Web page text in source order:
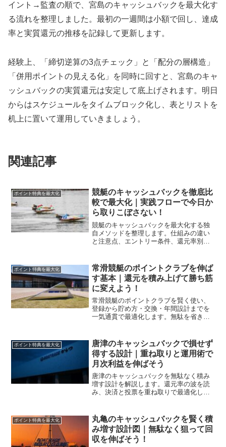
イント→監査の順で、宮島のキャッシュバックを最大化す
る流れを整理しました。最初の一週間は小額で回し、達成
率と実質還元の推移を記録して更新します。
経験上、「締切逆算の3点チェック」と「配分の層構造」
「併用ポイントの見える化」を同時に回すと、宮島のキャ
ッシュバックの実質還元は安定して底上げされます。明日
からはスケジュールをタイムブロック化し、表とリストを
机上に置いて運用していきましょう。
関連記事
ポイント特典を最大化
競艇のキャッシュバックを徹底比
較で最大化｜実践フローで今日か
ら取りこぼさない！
競艇のキャッシュバックを最大化する独
自メソッドを整理します。仕組みの違い
と注意点、エントリー条件、還元率別の
を底上げします。
ポイント特典を最大化
常滑競艇のポイントクラブを伸ば
す基本｜還元を積み上げて勝ち筋
に変えよう！
常滑競艇のポイントクラブを賢く使い、
登録から貯め方・交換・年間設計までを
一気通貫で最適化します。無駄を省き還
ポイント特典を最大化
唐津のキャッシュバックで損せず
得する設計｜重ね取りと運用術で
月次利益を伸ばそう
唐津のキャッシュバックを無駄なく積み
増す設計を解説します。還元率の波を読
み、決済と投票を重ね取りで最適化し、
ポイント特典を最大化
丸亀のキャッシュバックを賢く積
み増す設計図｜無駄なく狙って回
収を伸ばそう！